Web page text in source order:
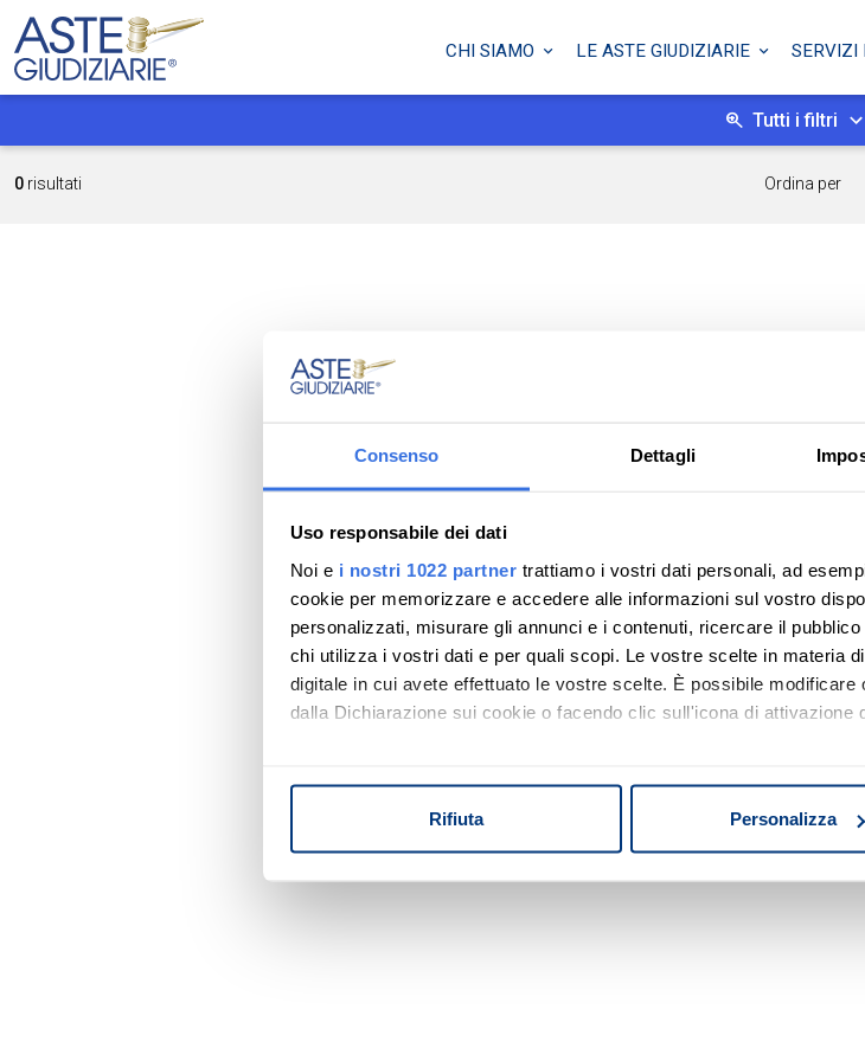
Consenso Dettagli
Uso responsabile dei dati
Noi e i nostri 1022 partner trattiamo i vostri dati personali, ad
cookie per memorizzare e accedere alle informazioni sul vostro
personalizzati, misurare gli annunci e i contenuti, ricercare il
chi utilizza i vostri dati e per quali scopi. Le vostre scelte in materia
digitale in cui avete effettuato le vostre scelte. È possibile
dalla Dichiarazione sui cookie o facendo clic sull'icona di attivazione
Identificare il tuo dispositivo, scansionandolo attivamente
digitali).
Rifiuta Personalizza
CHI SIAMO LE ASTE GIUDIZIARIE SERVIZI
Tutti i filtri
0 risultati Ordina per
Nessun risultato
Prova a modificare o
a cambiare l'area di